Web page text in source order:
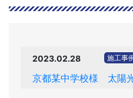
2023.02.28 施工事
京都某中学校様 太陽